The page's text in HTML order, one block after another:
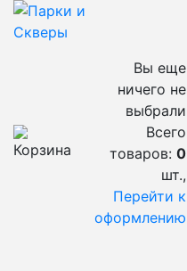
Вы еще
ничего не
выбрали
Всего
товаров: 0
шт.,
Перейти к
оформлению